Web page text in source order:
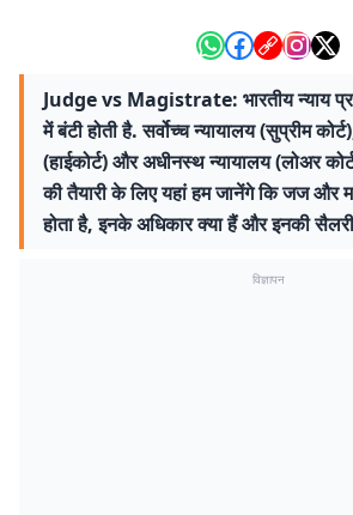
Judge vs Magistrate: भारतीय न्याय
में बंटी होती है. सर्वोच्च न्यायालय (सुप्रीम
(हाईकोर्ट) और अधीनस्थ न्यायालय (लोअर
की तैयारी के लिए यहां हम जानेंगे कि जज और
होता है, इनके अधिकार क्या हैं और इनकी
विज्ञापन